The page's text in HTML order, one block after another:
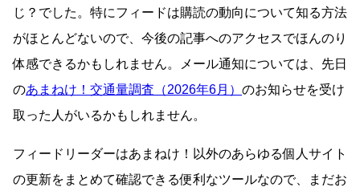
じ？でした。特にフィードは購読の動向について知る方法
がほとんどないので、今後の記事へのアクセスでほんのり
体感できるかもしれません。メール通知については、先日
のあまねけ！交通量調査（2026年6月） のお知らせを受け
取った人がいるかもしれません。
フィードリーダーはあまねけ！以外のあらゆる個人サイト
の更新をまとめて確認できる便利なツールなので、まだお